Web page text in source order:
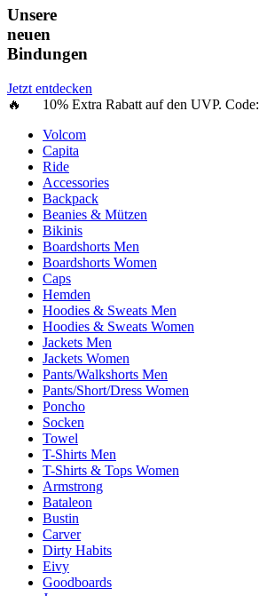
Unsere
neuen
Bindungen
Jetzt entdecken
🔥 10% Extra Rabatt auf den UVP. Code:
Volcom
Capita
Ride
Accessories
Backpack
Beanies & Mützen
Bikinis
Boardshorts Men
Boardshorts Women
Caps
Hemden
Hoodies & Sweats Men
Hoodies & Sweats Women
Jackets Men
Jackets Women
Pants/Walkshorts Men
Pants/Short/Dress Women
Poncho
Socken
Towel
T-Shirts Men
T-Shirts & Tops Women
Armstrong
Bataleon
Bustin
Carver
Dirty Habits
Eivy
Goodboards